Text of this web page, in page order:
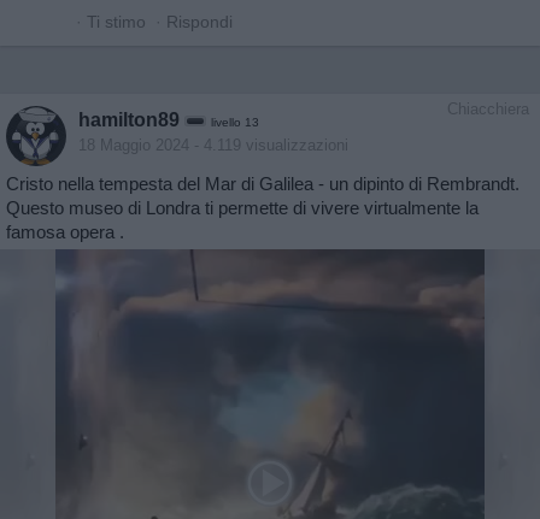
· Ti stimo · Rispondi
Chiacchiera
hamilton89 livello 13
18 Maggio 2024 - 4.119 visualizzazioni
Cristo nella tempesta del Mar di Galilea - un dipinto di Rembrandt.
Questo museo di Londra ti permette di vivere virtualmente la
famosa opera .